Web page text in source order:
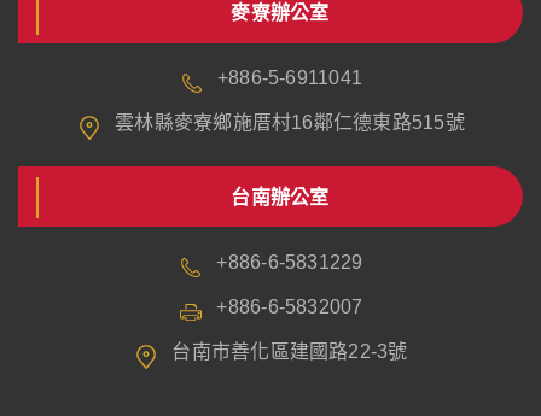
麥寮辦公室
+886-5-6911041
雲林縣麥寮鄉施厝村16鄰仁德東路515號
台南辦公室
+886-6-5831229
+886-6-5832007
台南市善化區建國路22-3號